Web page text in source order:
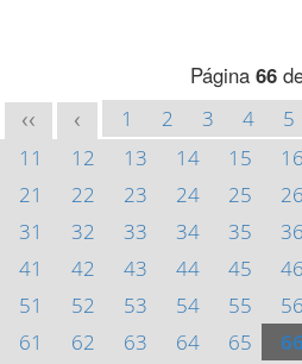
Página 66
<< < 1 2 3 4 5
11
12 13 14 15 16
21
22 23 24 25 26
31
32 33 34 35 36
41
42 43 44 45 46
51
52 53 54 55 56
61
62 63 64 65 66